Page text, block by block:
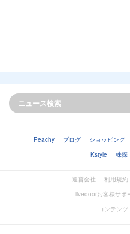
Peachy ブログ ショッピング
Kstyle
株探
運営会社 利用規約
livedoorお客様サポ
コンテン